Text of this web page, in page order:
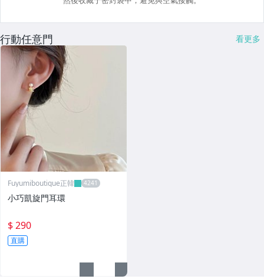
行動任意門 看更多
Fuyumiboutique正韓
小巧凱旋門耳環
$ 290
直購